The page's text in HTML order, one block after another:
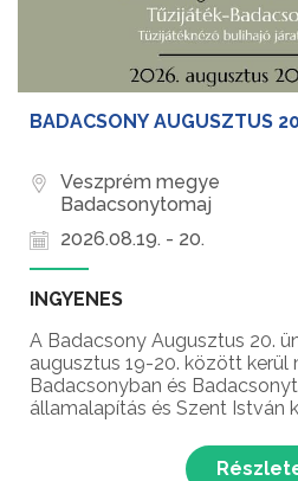
BADACSONY AUGUSZTUS
Veszprém megye
Badacsonytomaj
2026.08.19. - 20.
INGYENES
A Badacsony Augusztus 20.
augusztus 19-20. között kerül
Badacsonyban és
államalapítás és Szent István
szenteléssel várják a